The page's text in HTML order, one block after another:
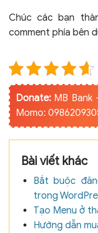
Chúc các bạn
comment phía bên
Donate: MB Bank
Momo:
Bài viết khác
Bắt buộc
trong
Tạo Menu ở
Hướng dẫn